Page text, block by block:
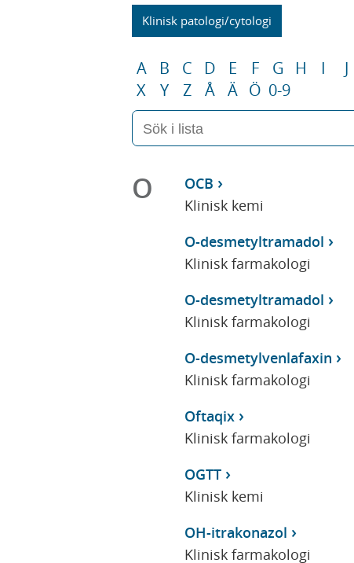
Klinisk patologi/cytologi
A B C D E F G H I J
X
Y Z Å Ä Ö 0-9
O
OCB
Klinisk kemi
O-desmetyltramadol
Klinisk farmakologi
O-desmetyltramadol
Klinisk farmakologi
O-desmetylvenlafaxin
Klinisk farmakologi
Oftaqix
Klinisk farmakologi
OGTT
Klinisk kemi
OH-itrakonazol
Klinisk farmakologi